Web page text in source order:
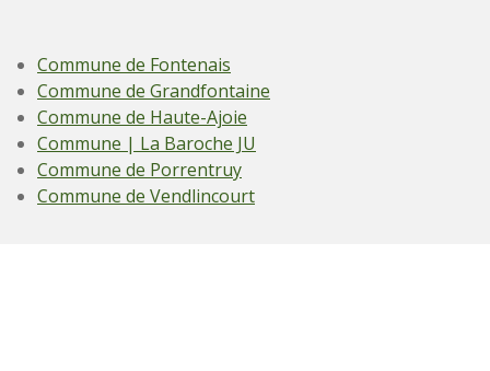
Commune de Fontenais
Commune de Grandfontaine
Commune de Haute-Ajoie
Commune | La Baroche JU
Commune de Porrentruy
Commune de Vendlincourt